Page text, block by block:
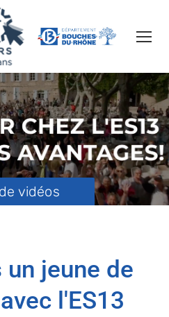
vidéos
jeune de
avec l'ES13